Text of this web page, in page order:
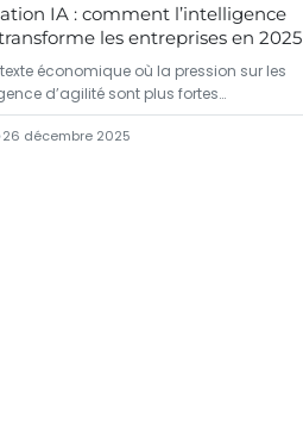
IA : comment l’intelligence
les entreprises en 2025
économique où la pression sur les
d’agilité sont plus fortes…
26 décembre 2025